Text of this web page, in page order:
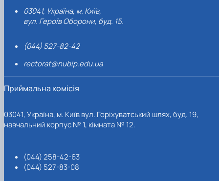
03041, Україна, м. Київ,
вул. Героїв Оборони, буд. 15.
(044) 527-82-42
rectorat@nubip.edu.ua
Приймальна комісія
03041, Україна, м. Київ вул. Горіхуватський шлях, буд. 19,
навчальний корпус № 1, кімната № 12.
(044) 258-42-63
(044) 527-83-08